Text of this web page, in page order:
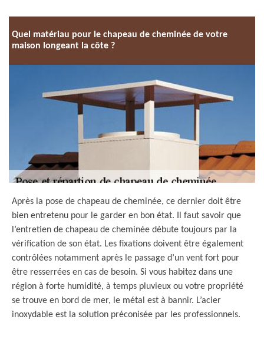
Quel matériau pour le chapeau de cheminée de votre
maison longeant la côte ?
Après la pose de chapeau de cheminée, ce dernier doit être
bien entretenu pour le garder en bon état. Il faut savoir que
l’entretien de chapeau de cheminée débute toujours par la
vérification de son état. Les fixations doivent être également
contrôlées notamment après le passage d’un vent fort pour
être resserrées en cas de besoin. Si vous habitez dans une
région à forte humidité, à temps pluvieux ou votre propriété
se trouve en bord de mer, le métal est à bannir. L’acier
inoxydable est la solution préconisée par les professionnels.